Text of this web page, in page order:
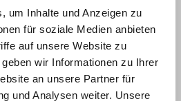
um Inhalte und Anzeigen zu
für soziale Medien anbieten
auf unsere Website zu
wir Informationen zu Ihrer
an unsere Partner für
und Analysen weiter. Unsere